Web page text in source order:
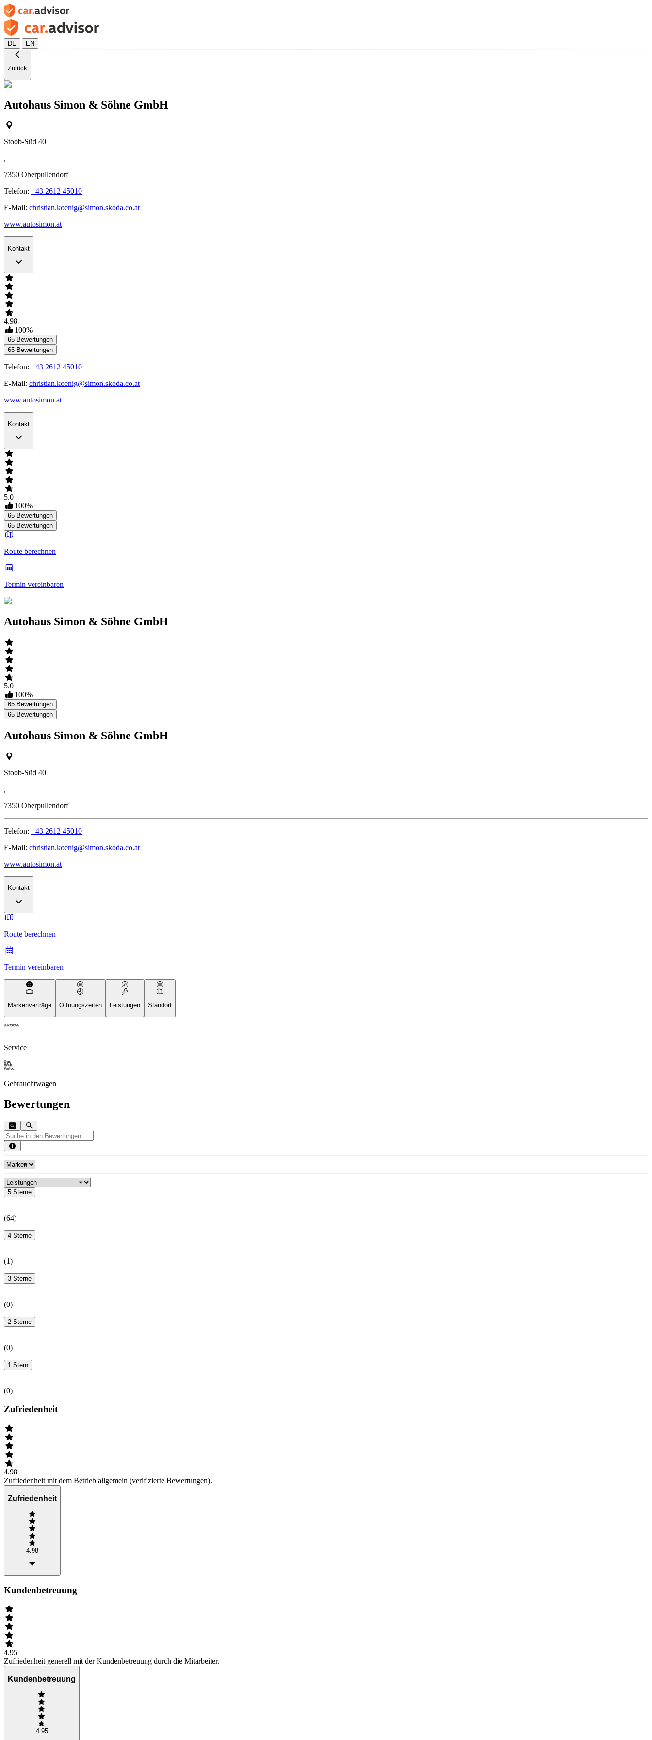
DE | EN
Zurück
Autohaus Simon & Söhne GmbH
Stoob-Süd 40
,
7350 Oberpullendorf
Telefon: +43 2612 45010
E-Mail: christian.koenig@simon.skoda.co.at
www.autosimon.at
Kontakt
4.98
100%
65 Bewertungen
65 Bewertungen
Telefon: +43 2612 45010
E-Mail: christian.koenig@simon.skoda.co.at
www.autosimon.at
Kontakt
5.0
100%
65 Bewertungen
65 Bewertungen
Route berechnen
Termin vereinbaren
Autohaus Simon & Söhne GmbH
5.0
100%
65 Bewertungen
65 Bewertungen
Autohaus Simon & Söhne GmbH
Stoob-Süd 40
,
7350 Oberpullendorf
Telefon: +43 2612 45010
E-Mail: christian.koenig@simon.skoda.co.at
www.autosimon.at
Kontakt
Route berechnen
Termin vereinbaren
Markenverträge Öffnungszeiten Leistungen Standort
Service
Gebrauchtwagen
Bewertungen
5 Sterne
(64)
4 Sterne
(1)
3 Sterne
(0)
2 Sterne
(0)
1 Stern
(0)
Zufriedenheit
4.98
Zufriedenheit mit dem Betrieb allgemein (verifizierte Bewertungen).
Zufriedenheit
4.98
Kundenbetreuung
4.95
Zufriedenheit generell mit der Kundenbetreuung durch die Mitarbeiter.
Kundenbetreuung
4.95